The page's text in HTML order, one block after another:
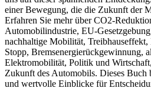
einer Bewegung, die die Zukunft der
Erfahren Sie mehr über CO2-
Automobilindustrie, EU-
nachhaltige Mobilität,
Stopp, Bremsenergierückgewinnung,
Elektromobilität, Politik und
Zukunft des Automobils. Dieses Buch
und wertvolle Einblicke für